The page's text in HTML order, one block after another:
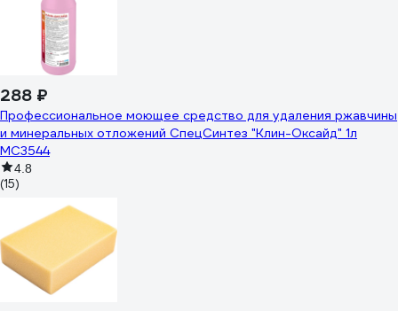
288 ₽
Профессиональное моющее средство для удаления ржавчины
и минеральных отложений СпецСинтез "Клин-Оксайд" 1л
МС3544
4.8
(15)